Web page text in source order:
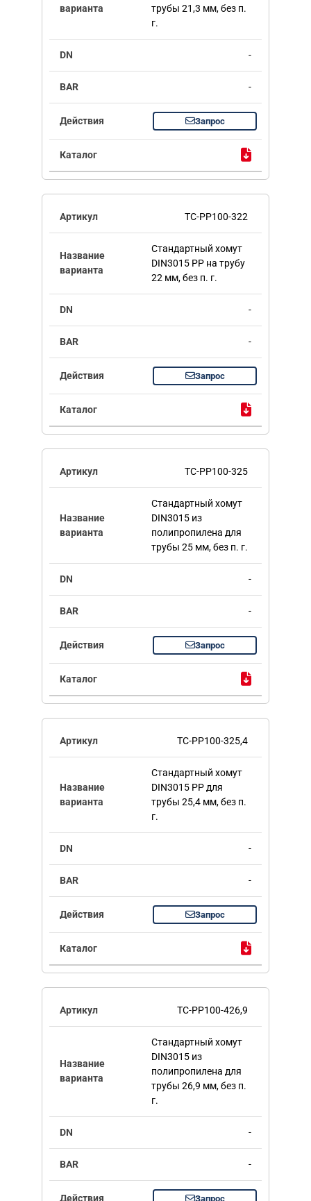
трубы 21,3 мм, без п.
г.
-
-
Запрос
TC-PP100-322
Стандартный хомут
DIN3015 PP на трубу
22 мм, без п. г.
-
-
Запрос
TC-PP100-325
Стандартный хомут
DIN3015 из
полипропилена для
трубы 25 мм, без п. г.
-
-
Запрос
TC-PP100-325,4
Стандартный хомут
DIN3015 PP для
трубы 25,4 мм, без п.
г.
-
-
Запрос
TC-PP100-426,9
Стандартный хомут
DIN3015 из
полипропилена для
трубы 26,9 мм, без п.
г.
-
-
Запрос